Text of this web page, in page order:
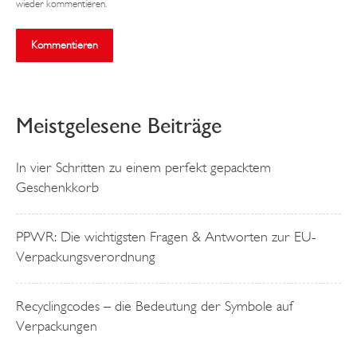
wieder kommentieren.
Kommentieren
Meistgelesene Beiträge
In vier Schritten zu einem perfekt gepacktem
Geschenkkorb
PPWR: Die wichtigsten Fragen & Antworten zur EU-
Verpackungsverordnung
Recyclingcodes – die Bedeutung der Symbole auf
Verpackungen